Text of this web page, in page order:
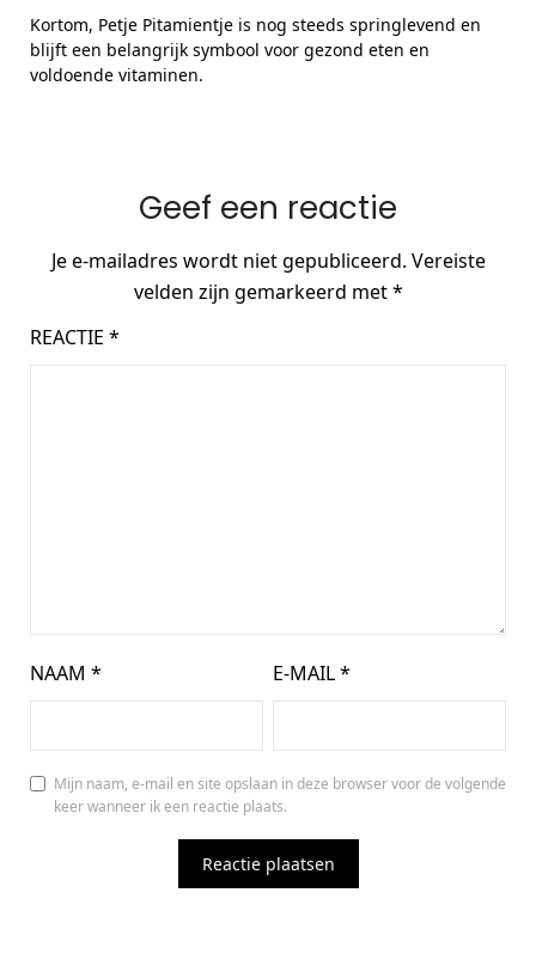
Kortom, Petje Pitamientje is nog steeds springlevend en
blijft een belangrijk symbool voor gezond eten en
voldoende vitaminen.
Geef een reactie
Je e-mailadres wordt niet gepubliceerd. Vereiste
velden zijn gemarkeerd met*
REACTIE *
NAAM * E-MAIL*
Mijn naam, e-mail en site opslaan in deze browser voor de volgende
keer wanneer ik een reactie plaats.